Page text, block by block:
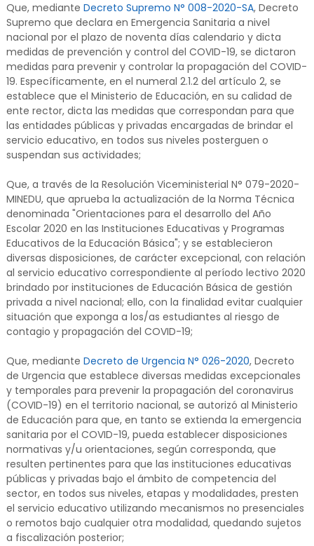
Que, mediante Decreto Supremo N° 008-2020-SA, Decreto
Supremo que declara en Emergencia Sanitaria a nivel
nacional por el plazo de noventa días calendario y dicta
medidas de prevención y control del COVID-19, se dictaron
medidas para prevenir y controlar la propagación del COVID-
19. Específicamente, en el numeral 2.1.2 del artículo 2, se
establece que el Ministerio de Educación, en su calidad de
ente rector, dicta las medidas que correspondan para que
las entidades públicas y privadas encargadas de brindar el
servicio educativo, en todos sus niveles posterguen o
suspendan sus actividades;
Que, a través de la Resolución Viceministerial N° 079-2020-
MINEDU, que aprueba la actualización de la Norma Técnica
denominada "Orientaciones para el desarrollo del Año
Escolar 2020 en las Instituciones Educativas y Programas
Educativos de la Educación Básica"; y se establecieron
diversas disposiciones, de carácter excepcional, con relación
al servicio educativo correspondiente al período lectivo 2020
brindado por instituciones de Educación Básica de gestión
privada a nivel nacional; ello, con la finalidad evitar cualquier
situación que exponga a los/as estudiantes al riesgo de
contagio y propagación del COVID-19;
Que, mediante Decreto de Urgencia N° 026-2020, Decreto
de Urgencia que establece diversas medidas excepcionales
y temporales para prevenir la propagación del coronavirus
(COVID-19) en el territorio nacional, se autorizó al Ministerio
de Educación para que, en tanto se extienda la emergencia
sanitaria por el COVID-19, pueda establecer disposiciones
normativas y/u orientaciones, según corresponda, que
resulten pertinentes para que las instituciones educativas
públicas y privadas bajo el ámbito de competencia del
sector, en todos sus niveles, etapas y modalidades, presten
el servicio educativo utilizando mecanismos no presenciales
o remotos bajo cualquier otra modalidad, quedando sujetos
a fiscalización posterior;